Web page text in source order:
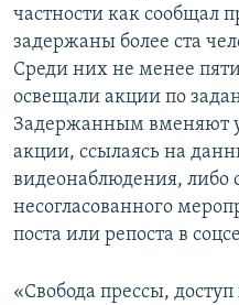
частности как сообщал
задержаны более ста
Среди них не менее
освещали акции по
Задержанным вменяют
акции, ссылаясь на
видеонаблюдения, либо
несогласованного
поста или репоста в
«Свобода прессы,